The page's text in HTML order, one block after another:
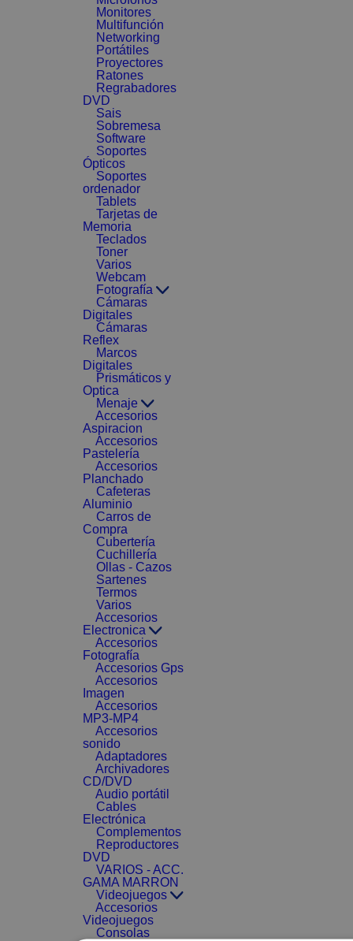
Monitores
Multifunción
Networking
Portátiles
Proyectores
Ratones
Regrabadores
DVD
Sais
Sobremesa
Software
Soportes
Ópticos
Soportes
ordenador
Tablets
Tarjetas de
Memoria
Teclados
Toner
Varios
Webcam
Fotografía
Cámaras
Digitales
Cámaras
Reflex
Marcos
Digitales
Prismáticos y
Optica
Menaje
Accesorios
Aspiracion
Accesorios
Pastelería
Accesorios
Planchado
Cafeteras
Aluminio
Carros de
Compra
Cubertería
Cuchillería
Ollas - Cazos
Sartenes
Termos
Varios
Accesorios
Electronica
Accesorios
Fotografía
Accesorios Gps
Accesorios
Imagen
Accesorios
MP3-MP4
Accesorios
sonido
Adaptadores
Archivadores
CD/DVD
Audio portátil
Cables
Electrónica
Complementos
Reproductores
DVD
VARIOS - ACC.
GAMA MARRON
Videojuegos
Accesorios
Videojuegos
Consolas